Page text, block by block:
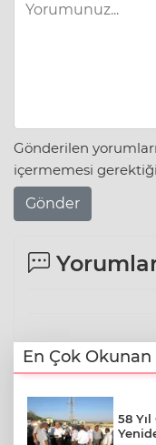
Gönderilen
içermemesi
Gönder
En Çok
58